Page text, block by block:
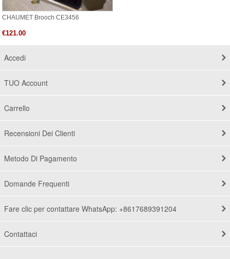
CHAUMET Brooch CE3456
€121.00
Accedi
TUO Account
Carrello
Recensioni Dei Clienti
Metodo Di Pagamento
Domande Frequenti
Fare clic per contattare WhatsApp: +8617689391204
Contattaci